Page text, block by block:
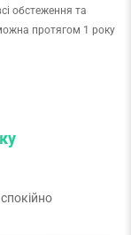
обстеження та
протягом 1 року